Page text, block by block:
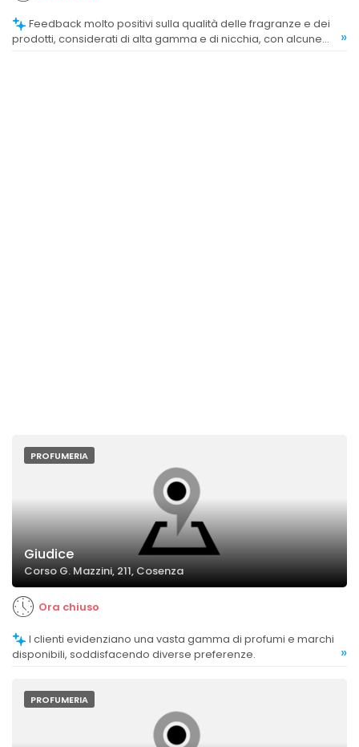
prodotti, considerati di alta gamma e di nicchia, con alcune
»
PROFUMERIA
Giudice
Corso G. Mazzini, 211, Cosenza
Ora chiuso
disponibili, soddisfacendo diverse preferenze.
»
PROFUMERIA